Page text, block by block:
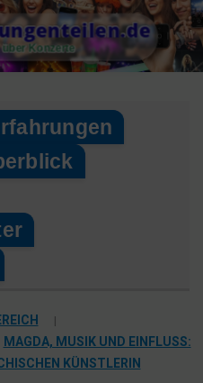
Konzerte
|
MAGDA, MUSIK UND EINFLUSS:
KÜNSTLERIN